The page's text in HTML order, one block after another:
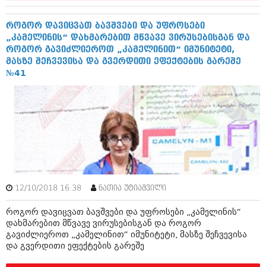
როგორ დავიცვათ ბავშვები და უფროსები
„კამელინის“ დახმარებით მწვავე ვირუსებისგან და
როგორ გავიძლიეროთ „კამელინით“ იმუნიტეტი,
მასზე შეჩვევისა და გვერდითი ეფექტების გარეშე
№41
12/10/2018 16:38 ნათია უტიაშვილი
როგორ დავიცვათ ბავშვები და უფროსები „კამელინის“
დახმარებით მწვავე ვირუსებისგან და როგორ
გავიძლიეროთ „კამელინით“ იმუნიტეტი, მასზე შეჩვევისა
და გვერდითი ეფექტების გარეშე